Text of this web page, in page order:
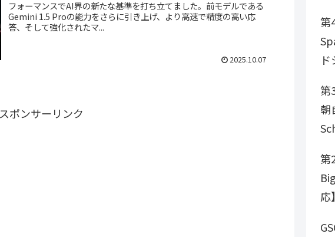
フォーマンスでAI界の新たな基準を打ち立てました。前モデルである
Gemini 1.5 Proの能力をさらに引き上げ、より高速で精度の高い応
答、そして強化されたマ...
2025.10.07
スポンサーリンク
第
第
朝
第
応】